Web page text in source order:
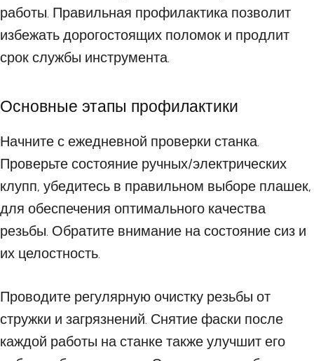
работы. Правильная профилактика позволит
избежать дорогостоящих поломок и продлит
срок службы инструмента.
Основные этапы профилактики
Начните с ежедневной проверки станка.
Проверьте состояние ручных/электрических
клупп, убедитесь в правильном выборе плашек,
для обеспечения оптимального качества
резьбы. Обратите внимание на состояние сиз и
их целостность.
Проводите регулярную очистку резьбы от
стружки и загрязнений. Снятие фаски после
каждой работы на станке также улучшит его